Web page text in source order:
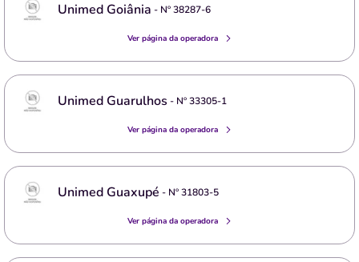
Unimed Goiânia - Nº38287-6
Ver página da operadora
Unimed Guarulhos - Nº33305-1
Ver página da operadora
Unimed Guaxupé - Nº31803-5
Ver página da operadora